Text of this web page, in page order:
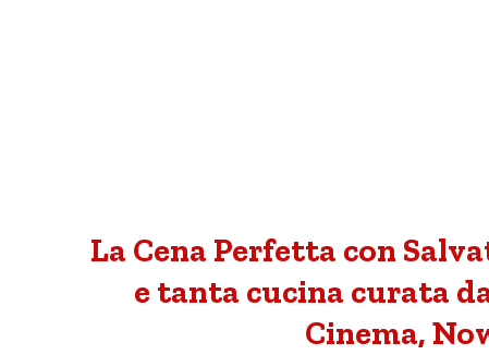
La Cena Perfetta con
e tanta cucina curata
Cinema,